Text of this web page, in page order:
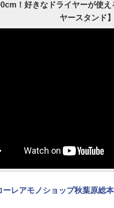
！好きなドライヤーが使
ヤースタンド】
ーレアモノショップ秋葉原総